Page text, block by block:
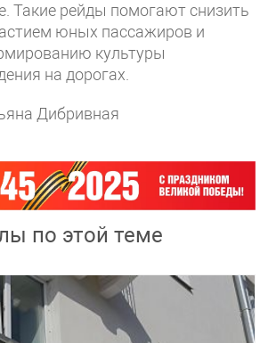
Такие рейды помогают снизить
юных пассажиров и
культуры
на дорогах.
Дибривная
по этой теме